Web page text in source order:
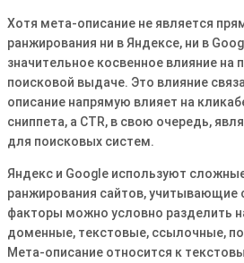
Хотя мета-описание не является
ранжирования ни в Яндексе, ни в
значительное косвенное влияние на
поисковой выдаче․ Это влияние
описание напрямую влияет на
сниппета, а CTR, в свою очередь,
для поисковых систем․
Яндекс и Google используют
ранжирования сайтов, учитывающие
факторы можно условно разделить
доменные, текстовые, ссылочные,
Мета-описание относится к